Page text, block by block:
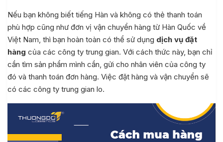
Nếu bạn không biết tiếng Hàn và không có thẻ thanh toán
phù hợp cũng như đơn vị vận chuyển hàng từ Hàn Quốc về
Việt Nam, thì bạn hoàn toàn có thể sử dụng dịch vụ đặt
hàng của các công ty trung gian. Với cách thức này, bạn chỉ
cần tìm sản phẩm mình cần, gửi cho nhân viên của công ty
đó và thanh toán đơn hàng. Việc đặt hàng và vận chuyển sẽ
có các công ty trung gian lo.